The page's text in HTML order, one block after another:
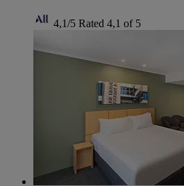
4,1/5 Rated 4,1 of 5